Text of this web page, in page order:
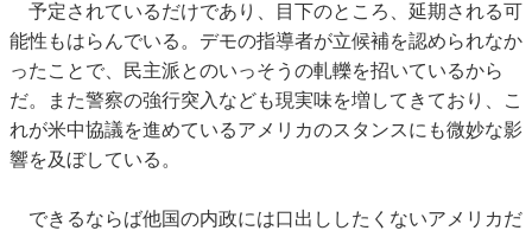
予定されているだけであり、目下のところ、延期される可
能性もはらんでいる。デモの指導者が立候補を認められなか
ったことで、民主派とのいっそうの軋轢を招いているから
だ。また警察の強行突入なども現実味を増してきており、こ
れが米中協議を進めているアメリカのスタンスにも微妙な影
響を及ぼしている。
できるならば他国の内政には口出ししたくないアメリカだ